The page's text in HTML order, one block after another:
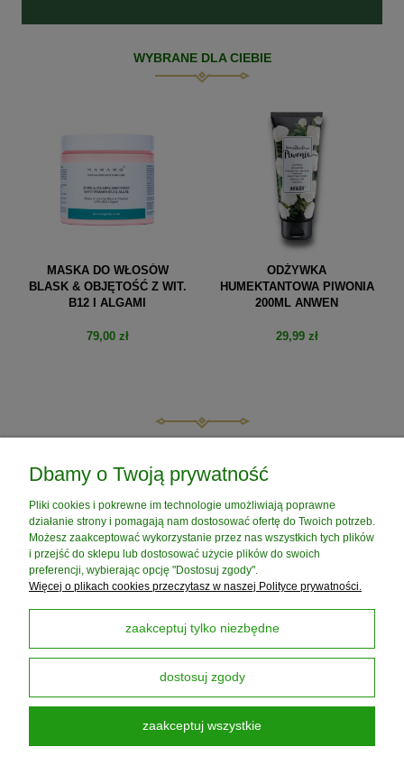
WYBRANE DLA CIEBIE
MASKA DO WŁOSÓW
BLASK & OBJĘTOŚĆ Z WIT.
B12 I ALGAMI
79,00 zł
do koszyka
ODŻYWKA
HUMEKTANTOWA PIWONIA
200ML ANWEN
29,99 zł
do koszyka
MOJE KONTO
PŁATNOŚCI I DOSTAWA
INFORMACJE
O NAS
Darmowa Dostawa od 199 zł
Dbamy o Twoją prywatność
Pliki cookies i pokrewne im technologie umożliwiają poprawne
działanie strony i pomagają nam dostosować ofertę do Twoich potrzeb.
Możesz zaakceptować wykorzystanie przez nas wszystkich tych plików
i przejść do sklepu lub dostosować użycie plików do swoich
preferencji, wybierając opcję "Dostosuj zgody".
Więcej o plikach cookies przeczytasz w naszej Polityce prywatności.
zaakceptuj tylko niezbędne
dostosuj zgody
zaakceptuj wszystkie